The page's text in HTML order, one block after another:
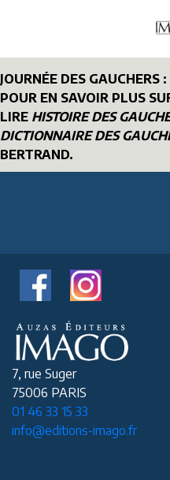
JOURNÉE DES GAUCHERS
POUR EN SAVOIR PLUS
LIRE HISTOIRE DES
DICTIONNAIRE DES
BERTRAND.
7, rue Suger
75006 PARIS
01 46 33 15 33
info@editions-imago.fr